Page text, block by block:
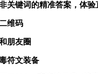
关键词的精准答案，体验
维码
朋友圈
符文装备